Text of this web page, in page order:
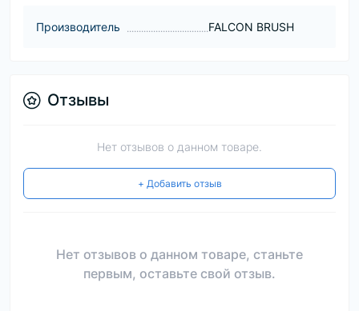
Производитель FALCON BRUSH
Отзывы
Нет отзывов о данном товаре.
+ Добавить отзыв
Нет отзывов о данном товаре, станьте
первым, оставьте свой отзыв.